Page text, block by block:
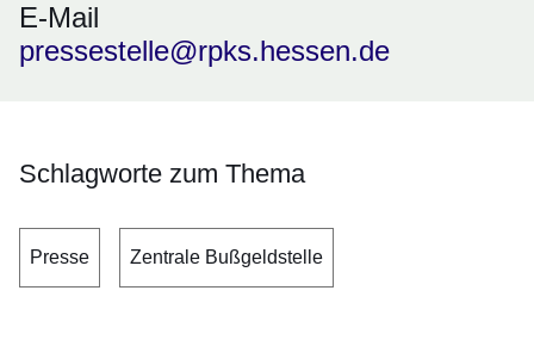
E-Mail
pressestelle@rpks.hessen.de
Schlagworte zum Thema
Presse Zentrale Bußgeldstelle